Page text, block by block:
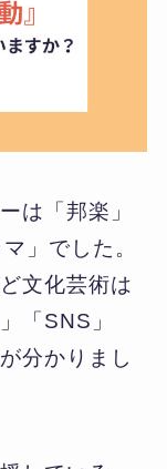
は「邦楽」
」でした。
文化芸術は
「SNS」
分かりまし